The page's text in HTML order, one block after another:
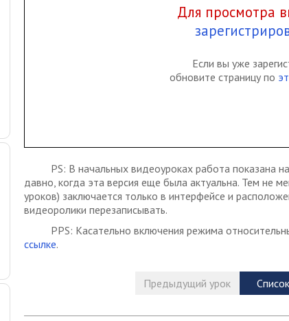
Для просмотра
Если вы уже
обновите страницу по
PS: В начальных видеоуроках работа показана
давно, когда эта версия еще была актуальна. Тем не
уроков) заключается только в интерфейсе и
видеоролики перезаписывать.
PPS: Касательно включения режима
ссылке.